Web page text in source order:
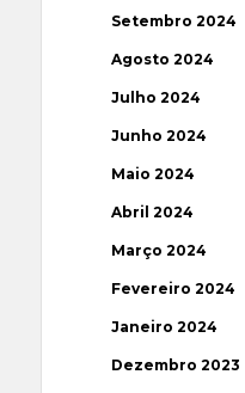
Setembro 2024
Agosto 2024
Julho 2024
Junho 2024
Maio 2024
Abril 2024
Março 2024
Fevereiro 2024
Janeiro 2024
Dezembro 2023